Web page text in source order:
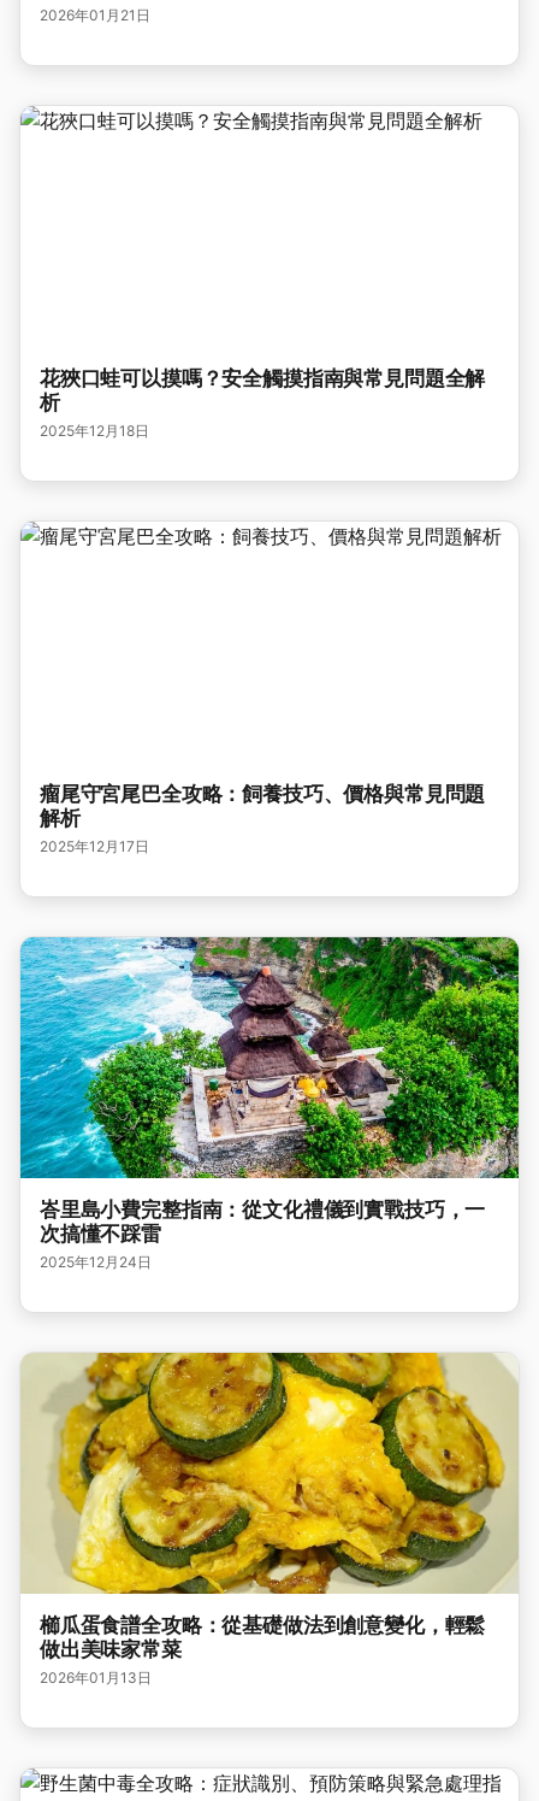
2026年01月21日
花狹口蛙可以摸嗎？安全觸摸指南與常見問題全解
析
2025年12月18日
瘤尾守宮尾巴全攻略：飼養技巧、價格與常見問題
解析
2025年12月17日
峇里島小費完整指南：從文化禮儀到實戰技巧，一
次搞懂不踩雷
2025年12月24日
櫛瓜蛋食譜全攻略：從基礎做法到創意變化，輕鬆
做出美味家常菜
2026年01月13日